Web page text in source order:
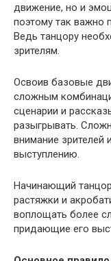
движение, но и
поэтому так важно
Ведь танцору
зрителям.
Освоив базовые
сложным
сценарии и
разыгрывать.
внимание
выступлению.
Начинающий
растяжки и
воплощать более
придающие его